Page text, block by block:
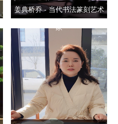
姜典桥乔 - 当代书法篆刻艺术
家